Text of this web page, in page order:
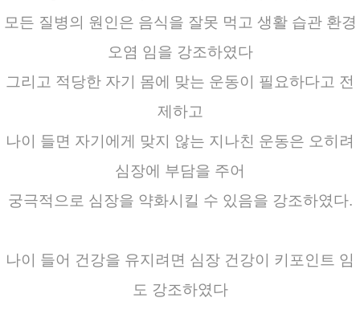
모든 질병의 원인은 음식을 잘못 먹고 생활 습관 환경
오염 임을 강조하였다
그리고 적당한 자기 몸에 맞는 운동이 필요하다고 전
제하고
나이 들면 자기에게 맞지 않는 지나친 운동은 오히려
심장에 부담을 주어
궁극적으로 심장을 약화시킬 수 있음을 강조하였다.
나이 들어 건강을 유지려면 심장 건강이 키포인트 임
도 강조하였다